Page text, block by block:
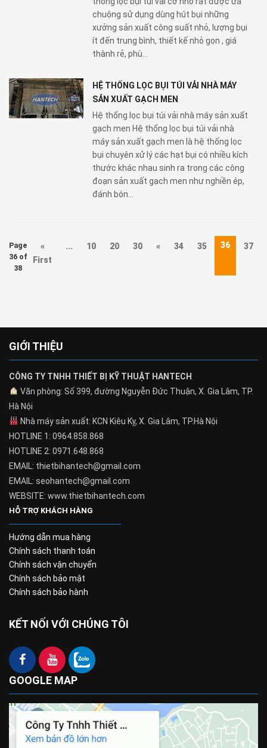
chuộng sử dụng dùng hút bụi những
xưởng sản xuất công suất nhỏ, lượng bụi
ít đến trung bình, thiết kế nhỏ gọn , giá
thành rẻ, phù...
HỆ THỐNG LỌC BỤI TÚI VẢI NHÀ MÁY
SẢN XUẤT GẠCH MEN
Hệ thống lọc bụi túi vải nhà máy sản xuất
gạch men Hệ thống lọc bụi túi vải nhà
máy sản xuất gạch men là hệ thống lọc
bụi chuyên xử lý các hạt bụi có nhiều kích
thước khác nhau sinh ra trong các công
đoạn sản xuất gạch men như nghiền ép,
đánh bón...
Page
36 of
38
«
First
... 10 20 30 « 34 35 36 37
GIỚI THIỆU
CÔNG TY TNHH THIẾT BỊ KỸ THUẬT HANTECH
Văn phòng: Số 399, đường Nguyễn Đức Thuận, X. Gia Lâm, TP.
Hà Nội
Nhà máy sản xuất: KCN Kiêu Kỵ, X. Gia Lâm, TP.Hà Nội
HOTLINE 1: 0964.858.868
HOTLINE 2: 0971.648.868
EMAIL: thietbihantech@gmail.com
EMAIL: seohantech@gmail.com
WEBSITE: www.thietbihantech.com
HỖ TRỢ KHÁCH HÀNG
Hướng dẫn mua hàng
Chính sách thanh toán
Chính sách vận chuyển
Chính sách bảo mật
Chính sách bảo hành
KẾT NỐI VỚI CHÚNG TÔI
GOOGLE MAP